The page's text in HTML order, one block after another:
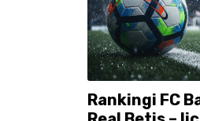
Rankingi FC